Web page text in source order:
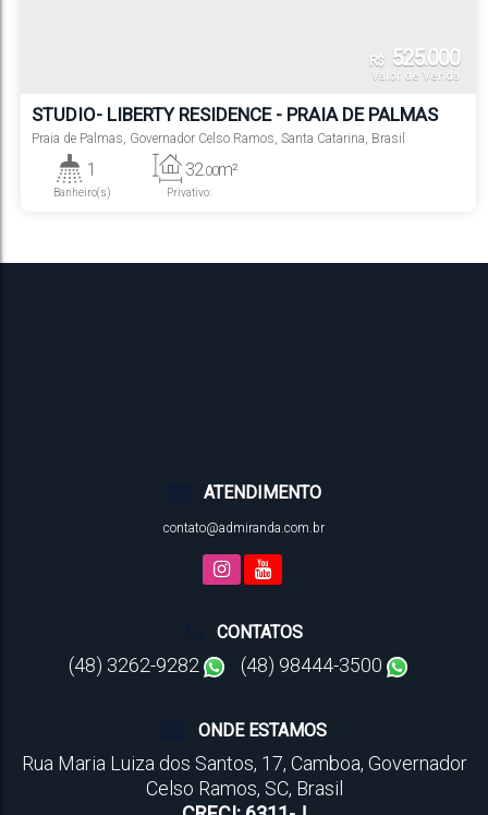
R$ 525.000
Valor de Venda
STUDIO- LIBERTY RESIDENCE - PRAIA DE PALMAS
Praia de Palmas, Governador Celso Ramos, Santa Catarina, Brasil
1
Banheiro(s) Privativo:
32.00m²
ATENDIMENTO
contato@admiranda.com.br
CONTATOS
(48) 3262-9282 (48) 98444-3500
ONDE ESTAMOS
Rua Maria Luiza dos Santos, 17, Camboa, Governador
Celso Ramos, SC, Brasil